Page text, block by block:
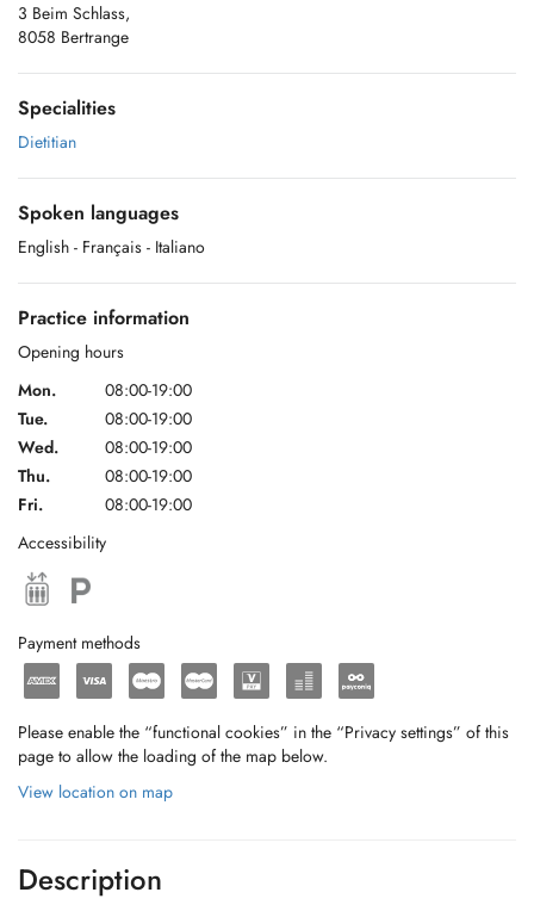
3 Beim Schlass,
8058 Bertrange
Specialities
Dietitian
Spoken languages
English - Français - Italiano
Practice information
Opening hours
Mon.
08:00-19:00
Tue.
08:00-19:00
Wed.
08:00-19:00
Thu.
08:00-19:00
Fri.
08:00-19:00
Accessibility
Payment methods
Please enable the “functional cookies” in the “Privacy settings” of this
page to allow the loading of the map below.
View location on map
Description